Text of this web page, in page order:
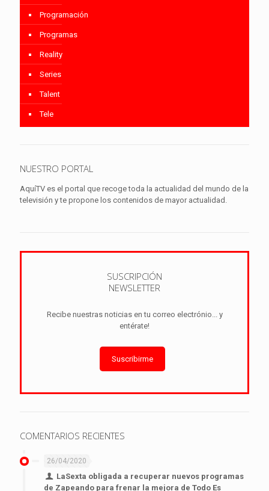
Programación
Programas
Reality
Series
Talent
Tele
NUESTRO PORTAL
AquíTV es el portal que recoge toda la actualidad del mundo de la
televisión y te propone los contenidos de mayor actualidad.
SUSCRIPCIÓN
NEWSLETTER
Recibe nuestras noticias en tu correo electrónio... y
entérate!
Suscribirme
COMENTARIOS RECIENTES
26/04/2020
LaSexta obligada a recuperar nuevos programas
de Zapeando para frenar la mejora de Todo Es